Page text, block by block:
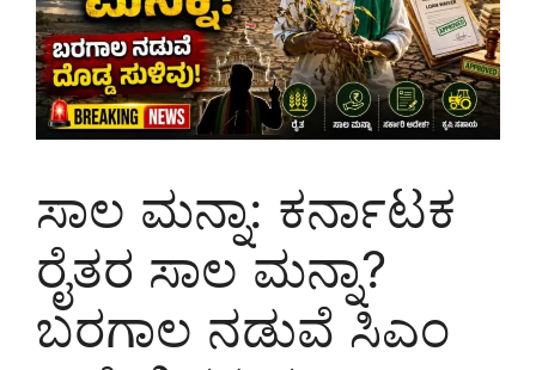
ಸಾಲ ಮನ್ನಾ: ಕರ್ನಾಟಕ
ರೈತರ ಸಾಲ ಮನ್ನಾ?
ಬರಗಾಲ ನಡುವೆ ಸಿಎಂ